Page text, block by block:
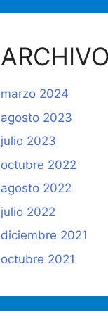
marzo 2024
agosto 2023
julio 2023
octubre 2022
agosto 2022
julio 2022
diciembre 2021
octubre 2021